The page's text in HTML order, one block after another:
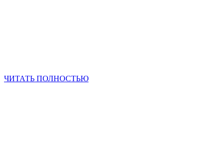
ЧИТАТЬ ПОЛНОСТЬЮ